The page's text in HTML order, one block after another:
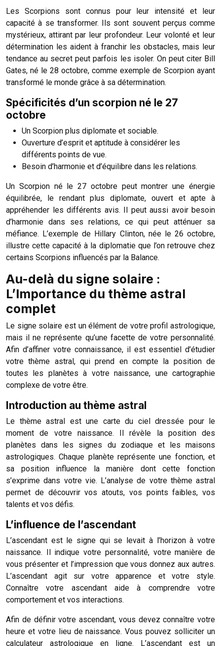
Les Scorpions sont connus pour leur intensité et leur
capacité à se transformer. Ils sont souvent perçus comme
mystérieux, attirant par leur profondeur. Leur volonté et leur
détermination les aident à franchir les obstacles, mais leur
tendance au secret peut parfois les isoler. On peut citer Bill
Gates, né le 28 octobre, comme exemple de Scorpion ayant
transformé le monde grâce à sa détermination.
Spécificités d’un scorpion né le 27
octobre
Un Scorpion plus diplomate et sociable.
Ouverture d’esprit et aptitude à considérer les
différents points de vue.
Besoin d’harmonie et d’équilibre dans les relations.
Un Scorpion né le 27 octobre peut montrer une énergie
équilibrée, le rendant plus diplomate, ouvert et apte à
appréhender les différents avis. Il peut aussi avoir besoin
d’harmonie dans ses relations, ce qui peut atténuer sa
méfiance. L’exemple de Hillary Clinton, née le 26 octobre,
illustre cette capacité à la diplomatie que l’on retrouve chez
certains Scorpions influencés par la Balance.
Au-delà du signe solaire :
L’Importance du thème astral
complet
Le signe solaire est un élément de votre profil astrologique,
mais il ne représente qu’une facette de votre personnalité.
Afin d’affiner votre connaissance, il est essentiel d’étudier
votre thème astral, qui prend en compte la position de
toutes les planètes à votre naissance, une cartographie
complexe de votre être.
Introduction au thème astral
Le thème astral est une carte du ciel dressée pour le
moment de votre naissance. Il révèle la position des
planètes dans les signes du zodiaque et les maisons
astrologiques. Chaque planète représente une fonction, et
sa position influence la manière dont cette fonction
s’exprime dans votre vie. L’analyse de votre thème astral
permet de découvrir vos atouts, vos points faibles, vos
talents et vos défis.
L’influence de l’ascendant
L’ascendant est le signe qui se levait à l’horizon à votre
naissance. Il indique votre personnalité, votre manière de
vous présenter et l’impression que vous donnez aux autres.
L’ascendant agit sur votre apparence et votre style.
Connaître votre ascendant aide à comprendre votre
comportement et vos interactions.
Afin de définir votre ascendant, vous devez connaître votre
heure et votre lieu de naissance. Vous pouvez solliciter un
calculateur astrologique en ligne. L’ascendant est un